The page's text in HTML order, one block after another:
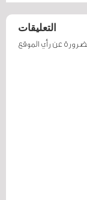
التعليقات
عن رأي الموقع